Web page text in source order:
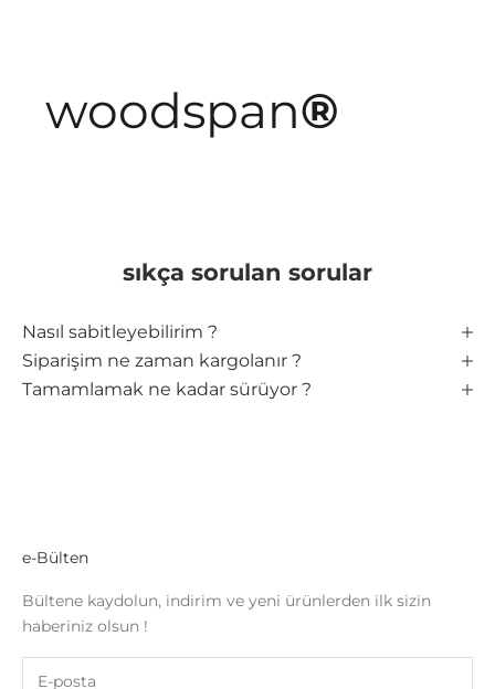
woodspan®
sıkça sorulan sorular
Nasıl sabitleyebilirim ?
Siparişim ne zaman kargolanır ?
Tamamlamak ne kadar sürüyor ?
e-Bülten
Bültene kaydolun, indirim ve yeni ürünlerden ilk sizin
haberiniz olsun !